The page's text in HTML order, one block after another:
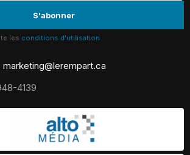
les conditions d'utilisation
marketing@lerempart.ca
4139